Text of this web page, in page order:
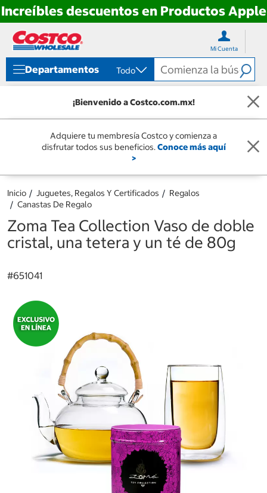
Increíbles descuentos en Productos Apple
directo
contenido
directo
menú
navegación
Mi Cuenta
Departamentos Todo
¡Bienvenido a Costco.com.mx!
Adquiere tu membresía Costco y comienza a
disfrutar todos sus beneficios.Conoce más aquí
>
Inicio Juguetes, Regalos Y Certificados
Regalos
Canastas De Regalo
Zoma Tea Collection Vaso de doble
cristal, una tetera y un té de 80g
#651041